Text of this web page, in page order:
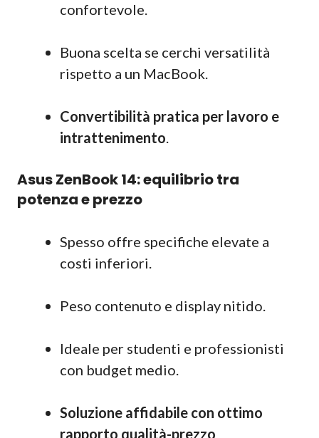
confortevole.
Buona scelta se cerchi versatilità
rispetto a un MacBook.
Convertibilità pratica per lavoro e
intrattenimento.
Asus ZenBook 14: equilibrio tra
potenza e prezzo
Spesso offre specifiche elevate a
costi inferiori.
Peso contenuto e display nitido.
Ideale per studenti e professionisti
con budget medio.
Soluzione affidabile con ottimo
rapporto qualità-prezzo.